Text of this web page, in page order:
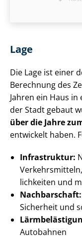
Lage
Die Lage ist einer
Berechnung des
Jahren ein Haus
der Stadt gebaut
über die Jahre
entwickelt haben.
Infrastruktur:
Verkehrsmitteln,
lich­kei­ten und
Nachbarschaft:
Sicherheit und
Autobahnen